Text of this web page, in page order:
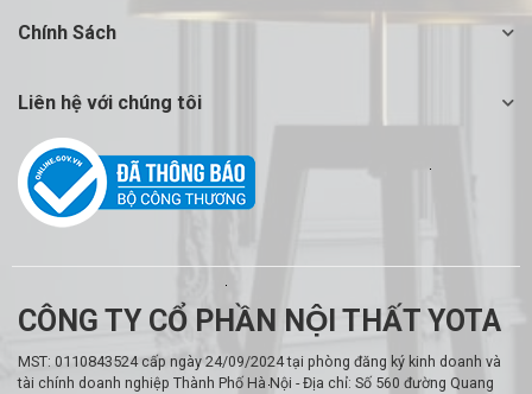
Chính Sách
Liên hệ với chúng tôi
CÔNG TY CỔ PHẦN NỘI THẤT YOTA
MST: 0110843524 cấp ngày 24/09/2024 tại phòng đăng ký kinh doanh và
tài chính doanh nghiệp Thành Phố Hà Nội - Địa chỉ: Số 560 đường Quang